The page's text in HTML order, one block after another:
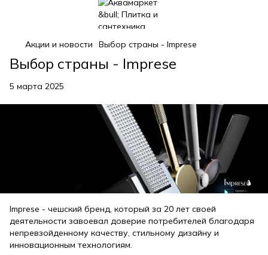
Акции и новости Выбор страны - Imprese
Выбор страны - Imprese
5 марта 2025
Imprese - чешский бренд, который за 20 лет своей
деятельности завоевал доверие потребителей благодаря
непревзойденному качеству, стильному дизайну и
инновационным технологиям.